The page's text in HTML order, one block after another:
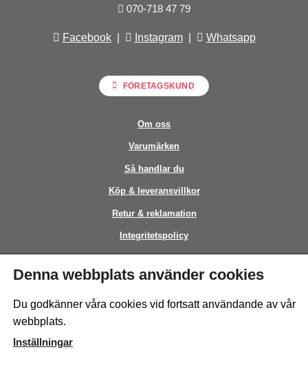
070-718 47 79
Facebook| Instagram| Whatsapp
FÖRETAGSKUND
Om oss
Varumärken
Så handlar du
Köp & leveransvillkor
Retur & reklamation
Integritetspolicy
Kontakt
This site is protected by reCAPTCHA and the GooglePrivacy Policyand
Denna webbplats använder cookies
Du godkänner våra cookies vid fortsatt användande av vår
webbplats.
Inställningar